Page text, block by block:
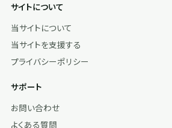
サイトについて
当サイトについて
当サイトを支援する
プライバシーポリシー
サポート
お問い合わせ
よくある質問